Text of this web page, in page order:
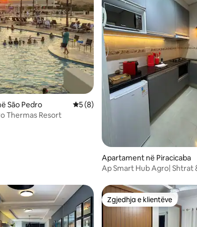
São Pedro Vlerësimi mesatar 5 nga 5, 8
5 (8)
Thermas Resort
Apartament në Piracicaba
Ap Smart Hub Agro| Shtrat
Zgjedhja e klientëve
Zgjedhja e klientëve